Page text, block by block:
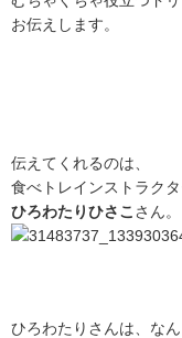
お伝えします。
伝えてくれるのは、
食べトレインストラク
ひろわたりひさこ さん。
ひろわたりさんは、なん